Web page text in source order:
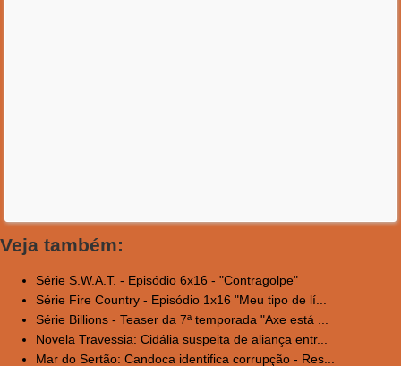
Veja também:
Série S.W.A.T. - Episódio 6x16 - "Contragolpe"
Série Fire Country - Episódio 1x16 "Meu tipo de lí...
Série Billions - Teaser da 7ª temporada "Axe está ...
Novela Travessia: Cidália suspeita de aliança entr...
Mar do Sertão: Candoca identifica corrupção - Res...